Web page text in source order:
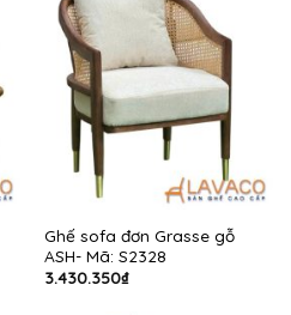
Ghế sofa đơn Grasse gỗ
ASH- Mã: S2328
3.430.350₫